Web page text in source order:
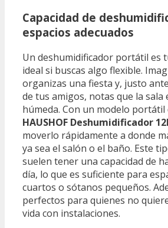
Capacidad de
espacios adecuados
Un deshumidificador portátil es
ideal si buscas algo flexible.
organizas una fiesta y, justo
de tus amigos, notas que la sala
húmeda. Con un modelo portátil
HAUSHOF Deshumidificador
moverlo rápidamente a donde
ya sea el salón o el baño. Este
suelen tener una capacidad de
día, lo que es suficiente para
cuartos o sótanos pequeños.
perfectos para quienes no
vida con instalaciones.